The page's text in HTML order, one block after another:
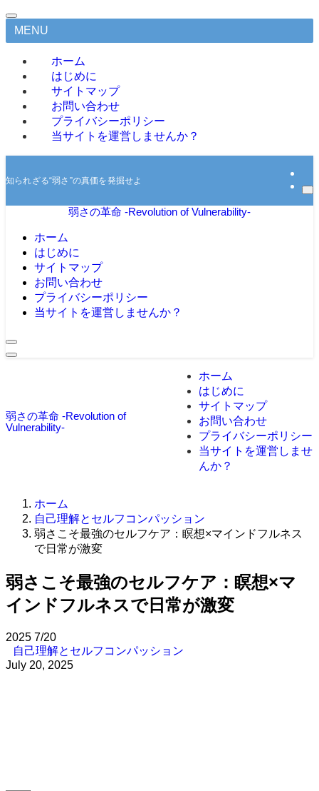
MENU
ホーム
はじめに
サイトマップ
お問い合わせ
プライバシーポリシー
当サイトを運営しませんか？
知られざる“弱さ”の真価を発掘せよ
弱さの革命 -Revolution of Vulnerability-
ホーム
はじめに
サイトマップ
お問い合わせ
プライバシーポリシー
当サイトを運営しませんか？
弱さの革命 -Revolution of
Vulnerability-
ホーム
はじめに
サイトマップ
お問い合わせ
プライバシーポリシー
当サイトを運営しませ
んか？
ホーム
自己理解とセルフコンパッション
弱さこそ最強のセルフケア：瞑想×マインドフルネス
で日常が激変
弱さこそ最強のセルフケア：瞑想×マ
インドフルネスで日常が激変
2025 7/20
自己理解とセルフコンパッション
July 20, 2025